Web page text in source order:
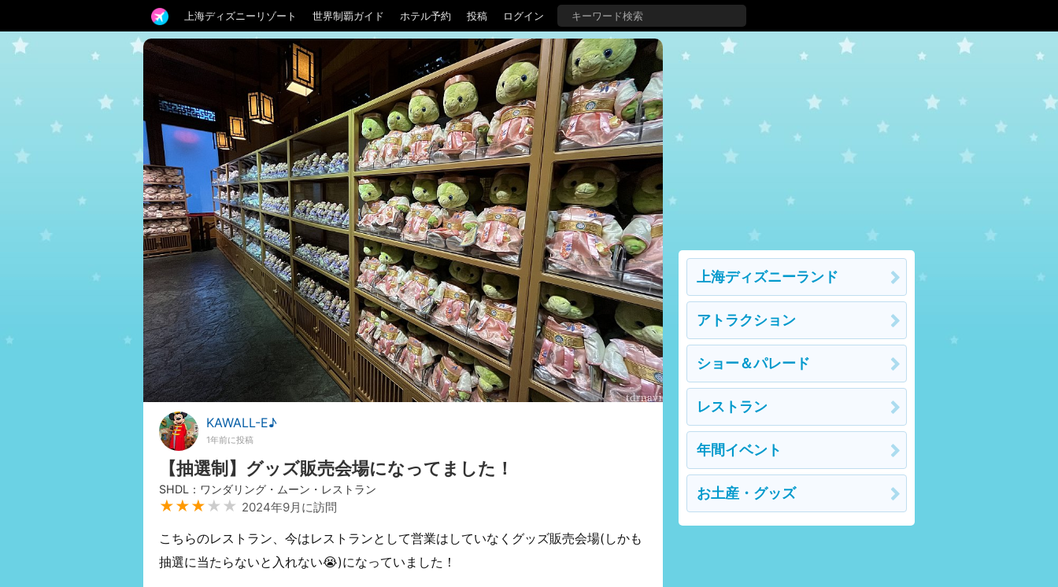
上海ディズニーリゾート 世界制覇ガイド ホテル予約 投稿 ログイン
KAWALL-E♪
1年前に投稿
【抽選制】グッズ販売会場になってました！
SHDL：ワンダリング・ムーン・レストラン
★★★ ★★ 2024年9月に訪問
こちらのレストラン、今はレストランとして営業はしていなくグッズ販売会場(しかも
抽選に当たらないと入れない😭)になっていました！
上海ディズニーランド
アトラクション
ショー＆パレード
レストラン
年間イベント
お土産・グッズ